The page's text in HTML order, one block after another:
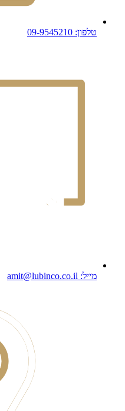
טלפון: 09-9545210
מייל: amit@lubinco.co.il